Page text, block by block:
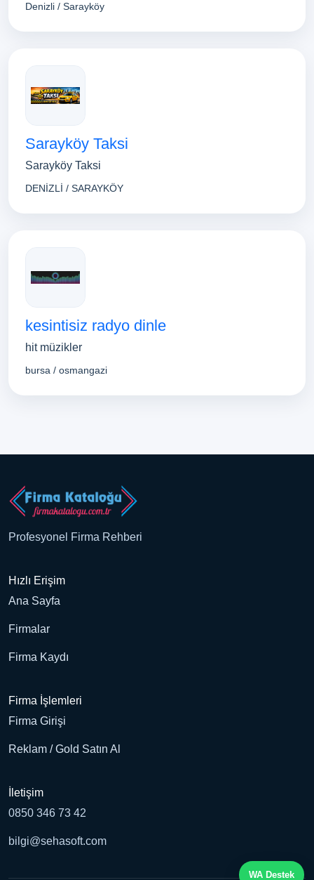
Denizli / Sarayköy
Sarayköy Taksi
Sarayköy Taksi
DENİZLİ / SARAYKÖY
kesintisiz radyo dinle
hit müzikler
bursa / osmangazi
WA Destek
Profesyonel Firma Rehberi
Hızlı Erişim
Ana Sayfa
Firmalar
Firma Kaydı
Firma İşlemleri
Firma Girişi
Reklam / Gold Satın Al
İletişim
0850 346 73 42
bilgi@sehasoft.com